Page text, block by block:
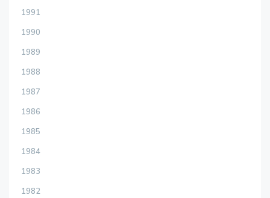
1991
1990
1989
1988
1987
1986
1985
1984
1983
1982